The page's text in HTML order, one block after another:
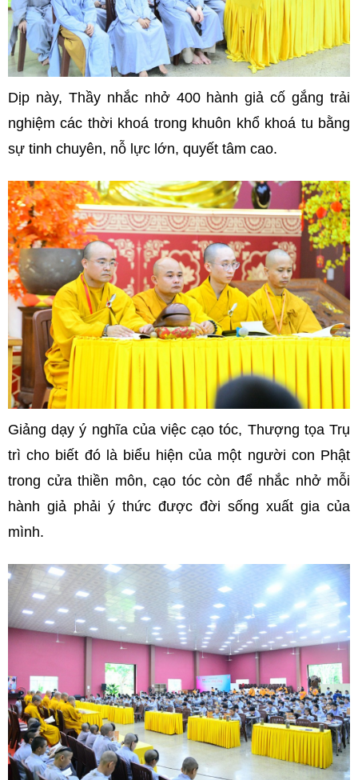
Dịp này, Thầy nhắc nhở 400 hành giả cố gắng trải
nghiệm các thời khoá trong khuôn khổ khoá tu bằng
sự tinh chuyên, nỗ lực lớn, quyết tâm cao.
Giảng dạy ý nghĩa của việc cạo tóc, Thượng tọa Trụ
trì cho biết đó là biểu hiện của một người con Phật
trong cửa thiền môn, cạo tóc còn để nhắc nhở mỗi
hành giả phải ý thức được đời sống xuất gia của
mình.